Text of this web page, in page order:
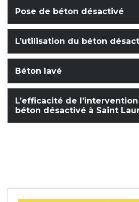
Pose de béton désactivé
L’utilisation du béton
Béton lavé
L’efficacité de
béton désactivé à Saint